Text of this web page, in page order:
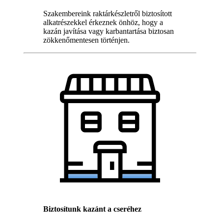
Szakembereink raktárkészletről biztosított
alkatrészekkel érkeznek önhöz, hogy a
kazán javítása vagy karbantartása biztosan
zökkenőmentesen történjen.
Biztosítunk kazánt a cseréhez